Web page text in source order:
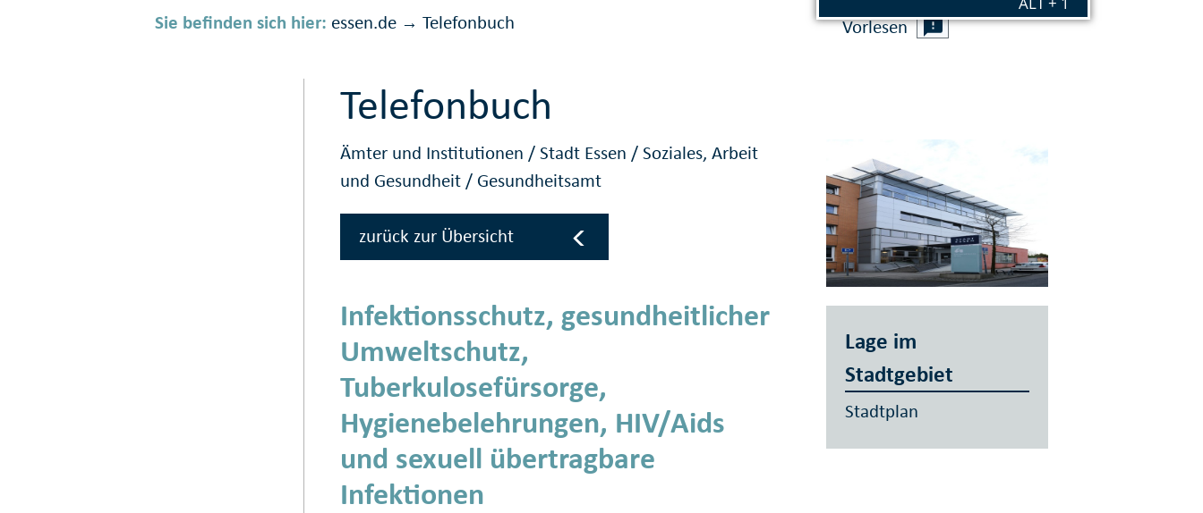
Sie befinden sich hier: essen.de → Telefonbuch Vorlesen
Telefonbuch
Ämter und Institutionen /Stadt Essen /Soziales, Arbeit
und Gesundheit / Gesundheitsamt
zurück zur Übersicht
Infektionsschutz, gesundheitlicher
Umweltschutz,
Tuberkulosefürsorge,
Hygienebelehrungen, HIV/Aids
und sexuell übertragbare
Infektionen
Lage im
Stadtgebiet
Stadtplan